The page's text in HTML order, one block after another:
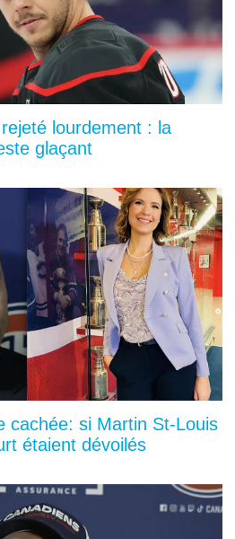
lourdement : la
glaçant
cachée: si Martin St-Louis
étaient dévoilés